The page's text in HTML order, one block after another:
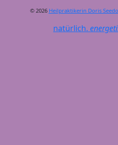
© 2026 Heilpraktikerin Doris
natürlich.